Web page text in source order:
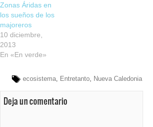
Zonas Áridas en
los sueños de los
majoreros
10 diciembre,
2013
En «En verde»
ecosistema, Entretanto, Nueva Caledonia
Deja un comentario